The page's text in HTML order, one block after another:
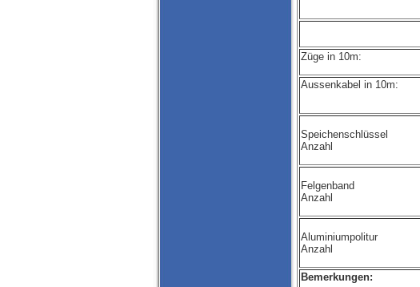
Züge in 10m:
Aussenkabel in 10m:
Speichenschlüssel
Anzahl
Felgenband
Anzahl
Aluminiumpolitur
Anzahl
Bemerkungen: